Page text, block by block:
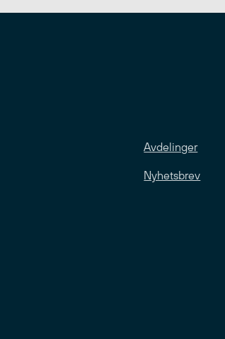
Avdelinger
Nyhetsbrev